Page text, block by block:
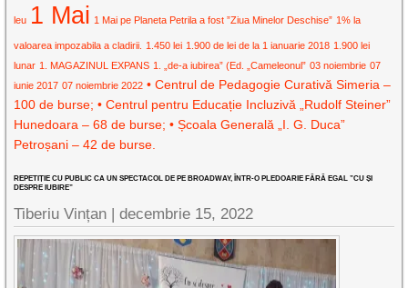
leu 1 Mai 1 Mai pe Planeta Petrila a fost ”Ziua Minelor Deschise” 1% la
valoarea impozabila a cladirii. 1.450 lei 1.900 de lei de la 1 ianuarie 2018 1.900 lei
lunar 1. MAGAZINUL EXPANS 1. „de-a iubirea” (Ed. „Cameleonul” 03 noiembrie 07
iunie 2017 07 noiembrie 2022 • Centrul de Pedagogie Curativă Simeria –
100 de burse; • Centrul pentru Educație Incluzivă „Rudolf Steiner”
Hunedoara – 68 de burse; • Școala Generală „I. G. Duca”
Petroșani – 42 de burse.
REPETIȚIE CU PUBLIC CA UN SPECTACOL DE PE BROADWAY, ÎNTR-O PLEDOARIE FĂRĂ EGAL ”CU ȘI
DESPRE IUBIRE”
Tiberiu Vințan |decembrie 15, 2022